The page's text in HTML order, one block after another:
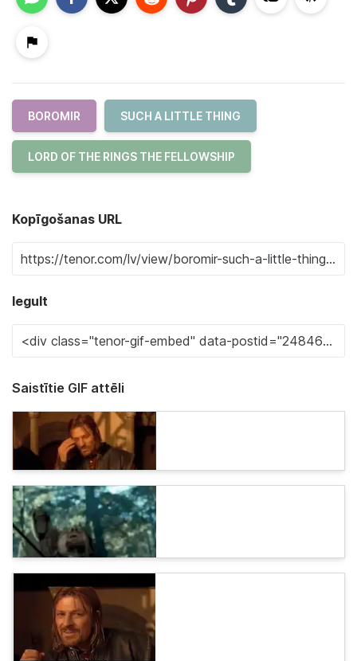
BOROMIR SUCH A LITTLE THING
LORD OF THE RINGS THE FELLOWSHIP
Kopīgošanas URL
Iegult
Saistītie GIF attēli